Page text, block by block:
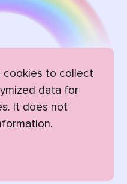
cookies to collect
data for
It does not